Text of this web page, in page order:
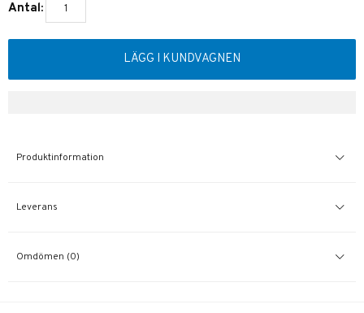
Antal:
LÄGG I KUNDVAGNEN
Produktinformation
Leverans
Omdömen (0)